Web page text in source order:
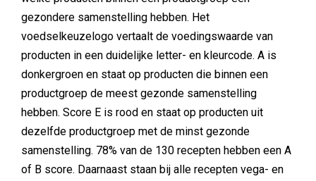
gezondere samenstelling hebben. Het
voedselkeuzelogo vertaalt de voedingswaarde van
producten in een duidelijke letter- en kleurcode. A is
donkergroen en staat op producten die binnen een
productgroep de meest gezonde samenstelling
hebben. Score E is rood en staat op producten uit
dezelfde productgroep met de minst gezonde
samenstelling. 78% van de 130 recepten hebben een A
of B score. Daarnaast staan bij alle recepten vega- en